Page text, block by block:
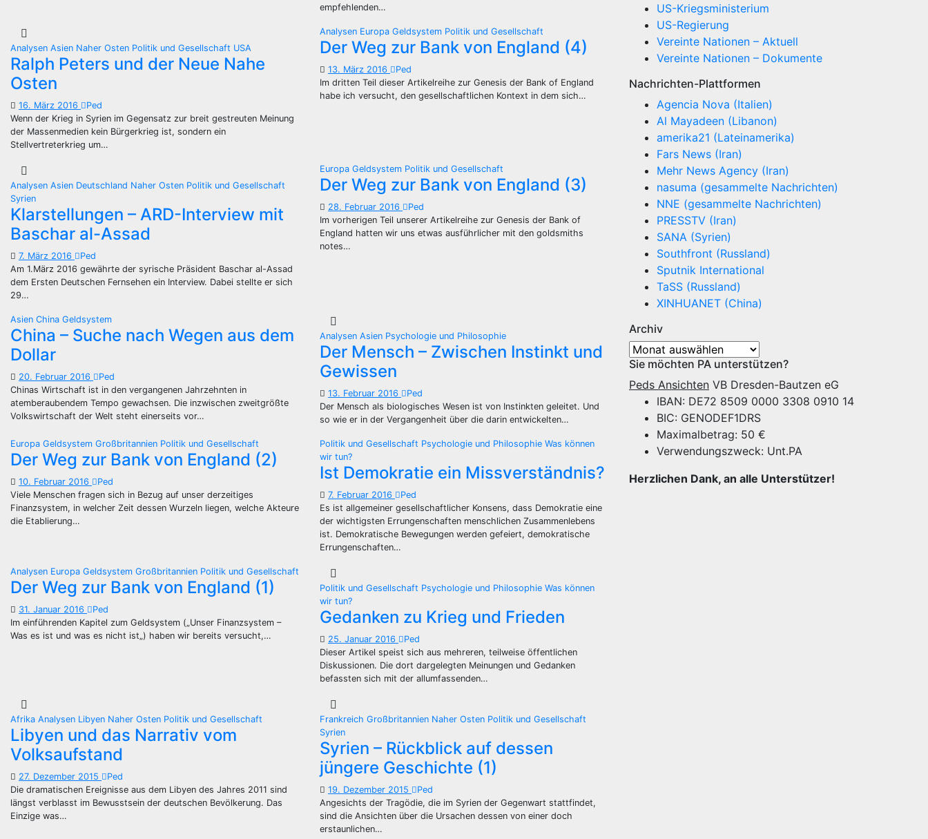
empfehlenden…
Analysen Asien Naher Osten Politik und Gesellschaft USA
Ralph Peters und der Neue Nahe
Osten
16. März 2016
Ped
Wenn der Krieg in Syrien im Gegensatz zur breit gestreuten Meinung
der Massenmedien kein Bürgerkrieg ist, sondern ein
Stellvertreterkrieg um…
Analysen Europa Geldsystem Politik und Gesellschaft
Der Weg zur Bank von England (4)
13. März 2016
Ped
Im dritten Teil dieser Artikelreihe zur Genesis der Bank of England
habe ich versucht, den gesellschaftlichen Kontext in dem sich…
Analysen Asien Deutschland Naher Osten Politik und Gesellschaft
Syrien
Klarstellungen – ARD-Interview mit
Baschar al-Assad
7. März 2016
Ped
Am 1.März 2016 gewährte der syrische Präsident Baschar al-Assad
dem Ersten Deutschen Fernsehen ein Interview. Dabei stellte er sich
29…
Europa Geldsystem Politik und Gesellschaft
Der Weg zur Bank von England (3)
28. Februar 2016
Ped
Im vorherigen Teil unserer Artikelreihe zur Genesis der Bank of
England hatten wir uns etwas ausführlicher mit den goldsmiths
notes…
Asien China Geldsystem
China – Suche nach Wegen aus dem
Dollar
20. Februar 2016
Ped
Chinas Wirtschaft ist in den vergangenen Jahrzehnten in
atemberaubendem Tempo gewachsen. Die inzwischen zweitgrößte
Volkswirtschaft der Welt steht einerseits vor…
Analysen Asien Psychologie und Philosophie
Der Mensch – Zwischen Instinkt und
Gewissen
13. Februar 2016
Ped
Der Mensch als biologisches Wesen ist von Instinkten geleitet. Und
so wie er in der Vergangenheit über die darin entwickelten…
Europa Geldsystem Großbritannien Politik und Gesellschaft
Der Weg zur Bank von England (2)
10. Februar 2016
Ped
Viele Menschen fragen sich in Bezug auf unser derzeitiges
Finanzsystem, in welcher Zeit dessen Wurzeln liegen, welche Akteure
die Etablierung…
Politik und Gesellschaft Psychologie und Philosophie Was können
wir tun?
Ist Demokratie ein Missverständnis?
7. Februar 2016
Ped
Es ist allgemeiner gesellschaftlicher Konsens, dass Demokratie eine
der wichtigsten Errungenschaften menschlichen Zusammenlebens
ist. Demokratische Bewegungen werden gefeiert, demokratische
Errungenschaften…
Analysen Europa Geldsystem Großbritannien Politik und Gesellschaft
Der Weg zur Bank von England (1)
31. Januar 2016
Ped
Im einführenden Kapitel zum Geldsystem („Unser Finanzsystem –
Was es ist und was es nicht ist„) haben wir bereits versucht,…
Politik und Gesellschaft Psychologie und Philosophie Was können
wir tun?
Gedanken zu Krieg und Frieden
25. Januar 2016
Ped
Dieser Artikel speist sich aus mehreren, teilweise öffentlichen
Diskussionen. Die dort dargelegten Meinungen und Gedanken
befassten sich mit der allumfassenden…
Afrika Analysen Libyen Naher Osten Politik und Gesellschaft
Libyen und das Narrativ vom
Volksaufstand
27. Dezember 2015
Ped
Die dramatischen Ereignisse aus dem Libyen des Jahres 2011 sind
längst verblasst im Bewusstsein der deutschen Bevölkerung. Das
Einzige was…
Frankreich Großbritannien Naher Osten Politik und Gesellschaft
Syrien
Syrien – Rückblick auf dessen
jüngere Geschichte (1)
19. Dezember 2015
Ped
Angesichts der Tragödie, die im Syrien der Gegenwart stattfindet,
sind die Ansichten über die Ursachen dessen von einer doch
erstaunlichen…
US-Kriegsministerium
US-Regierung
Vereinte Nationen – Aktuell
Vereinte Nationen – Dokumente
Nachrichten-Plattformen
Agencia Nova (Italien)
Al Mayadeen (Libanon)
amerika21 (Lateinamerika)
Fars News (Iran)
Mehr News Agency (Iran)
nasuma (gesammelte Nachrichten)
NNE (gesammelte Nachrichten)
PRESSTV (Iran)
SANA (Syrien)
Southfront (Russland)
Sputnik International
TaSS (Russland)
XINHUANET (China)
Archiv
Archiv
Sie möchten PA unterstützen?
Peds Ansichten VB Dresden-Bautzen eG
IBAN: DE72 8509 0000 3308 0910 14
BIC: GENODEF1DRS
Maximalbetrag: 50 €
Verwendungszweck: Unt.PA
Herzlichen Dank, an alle Unterstützer!